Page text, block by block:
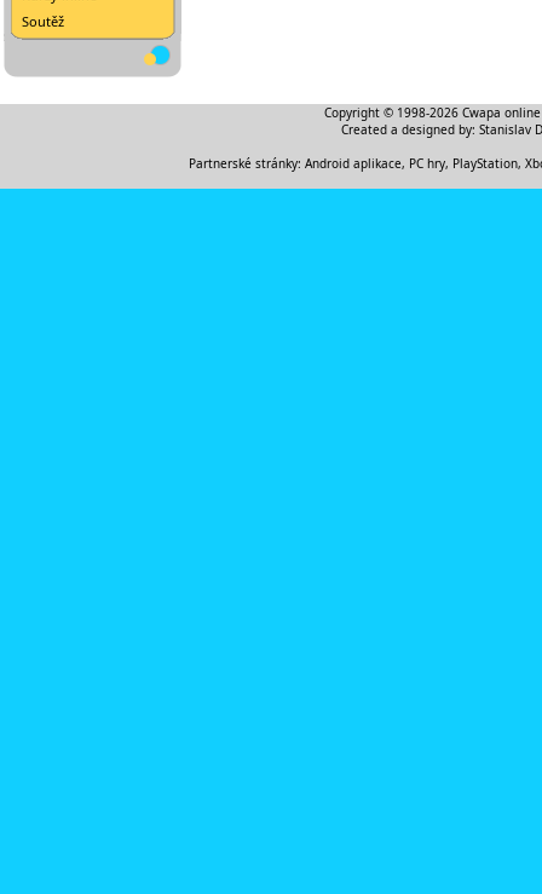
Soutěž
Copyright © 1998-2026 Cwapa
Created a designed by: Stanislav
Partnerské stránky: Android aplikace, PC hry, PlayStation,